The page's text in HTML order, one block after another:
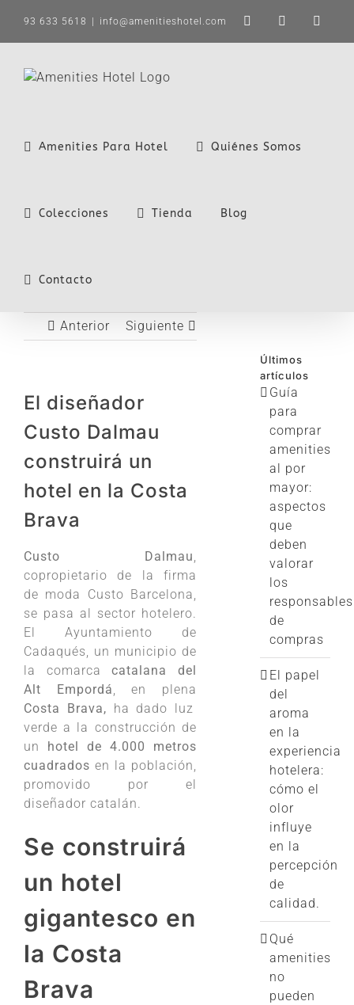
contenido
93 633 5618 info@amenitieshotel.com LinkedIn
X
Amenities Para Hotel Quiénes Somos
Colecciones Tienda Blog
Contacto
Anterior Siguiente
El diseñador
Custo Dalmau
construirá un
hotel en la Costa
Brava
Custo Dalmau,
copropietario de la firma
de moda Custo Barcelona,
se pasa al sector hotelero.
El Ayuntamiento de
Cadaqués, un municipio de
la comarca catalana del
Alt Empordá, en plena
Costa Brava, ha dado luz
verde a la construcción de
un hotel de 4.000 metros
cuadrados en la población,
promovido por el
diseñador catalán.
Se construirá
un hotel
gigantesco en
la Costa
Brava
Últimos
artículos
Guía
para
comprar
amenities
al por
mayor:
aspectos
que
deben
valorar
los
responsables
de
compras
El papel
del
aroma
en la
experiencia
hotelera:
cómo el
olor
influye
en la
percepción
de
calidad.
Qué
amenities
no
pueden